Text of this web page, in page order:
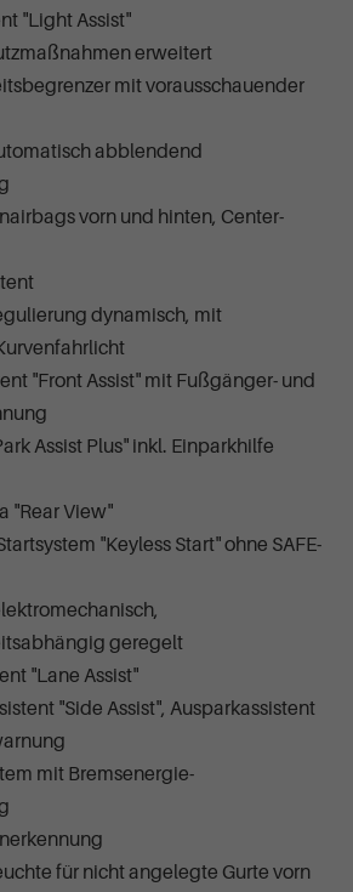
"Light Assist"
erweitert
mit vorausschauender
abblendend
vorn und hinten, Center-
dynamisch, mit
"Front Assist" mit Fußgänger- und
Assist Plus" inkl. Einparkhilfe
"Rear View"
"Keyless Start" ohne SAFE-
geregelt
"Lane Assist"
"Side Assist", Ausparkassistent
mit Bremsenergie-
für nicht angelegte Gurte vorn